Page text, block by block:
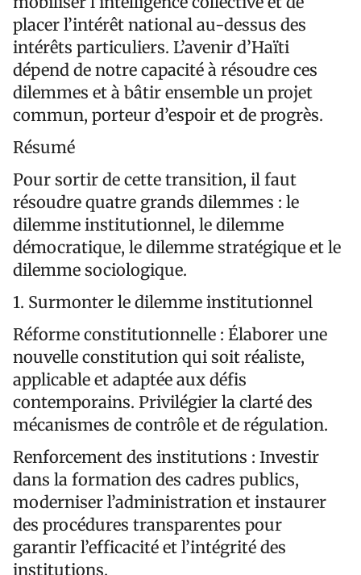
placer l’intérêt national au-dessus des
intérêts particuliers. L’avenir d’Haïti
dépend de notre capacité à résoudre ces
dilemmes et à bâtir ensemble un projet
commun, porteur d’espoir et de progrès.
Résumé
Pour sortir de cette transition, il faut
résoudre quatre grands dilemmes : le
dilemme institutionnel, le dilemme
démocratique, le dilemme stratégique et le
dilemme sociologique.
1.⁠ ⁠Surmonter le dilemme institutionnel
Réforme constitutionnelle : Élaborer une
nouvelle constitution qui soit réaliste,
applicable et adaptée aux défis
contemporains. Privilégier la clarté des
mécanismes de contrôle et de régulation.
Renforcement des institutions : Investir
dans la formation des cadres publics,
moderniser l’administration et instaurer
des procédures transparentes pour
garantir l’efficacité et l’intégrité des
institutions.